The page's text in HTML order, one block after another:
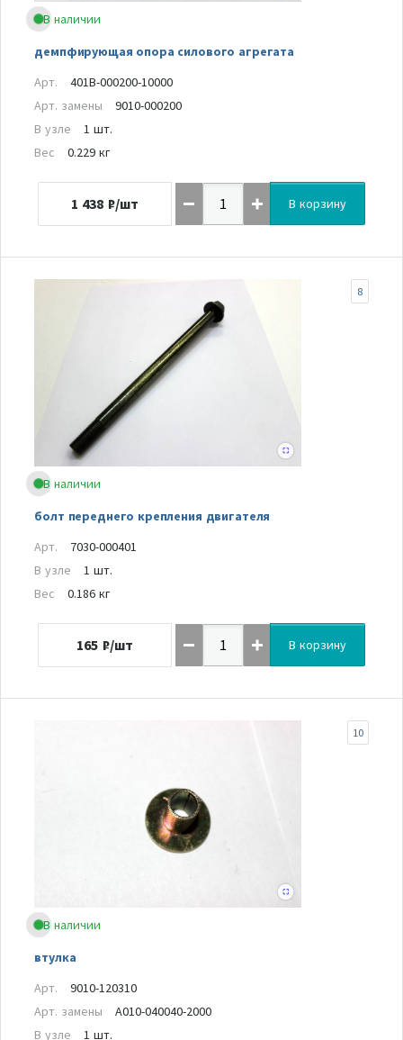
В наличии
демпфирующая опора силового агрегата
Арт.
401B-000200-10000
Арт. замены
9010-000200
В узле
1 шт.
Вес
0.229 кг
1 438 ₽/шт В корзину
В наличии
болт переднего крепления двигателя
8
Арт.
7030-000401
В узле
1 шт.
Вес
0.186 кг
165 ₽/шт В корзину
В наличии
втулка
10
Арт.
9010-120310
Арт. замены
A010-040040-2000
В узле
1 шт.